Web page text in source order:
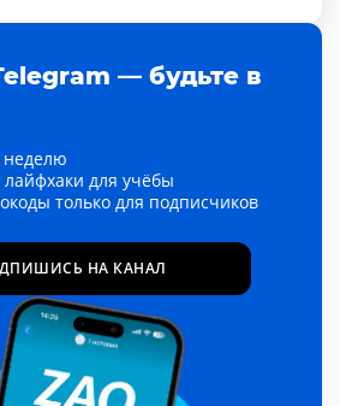
— будьте в
для учёбы
только для подписчиков
НА КАНАЛ